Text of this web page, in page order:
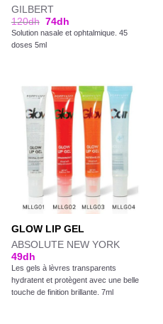
GILBERT
120dh 74dh
Solution nasale et ophtalmique. 45
doses 5ml
GLOW LIP GEL
ABSOLUTE NEW YORK
49dh
Les gels à lèvres transparents
hydratent et protègent avec une belle
touche de finition brillante. 7ml